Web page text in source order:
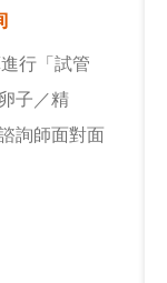
行「試管
子／精
詢師面對面